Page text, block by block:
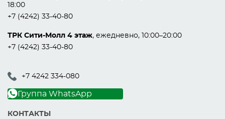
18:00
+7 (4242) 33-40-80
ТРК Сити-Молл 4 этаж, ежедневно, 10:00–20:00
+7 (4242) 33-40-80
+7 4242 334-080
Группа WhatsApp
КОНТАКТЫ